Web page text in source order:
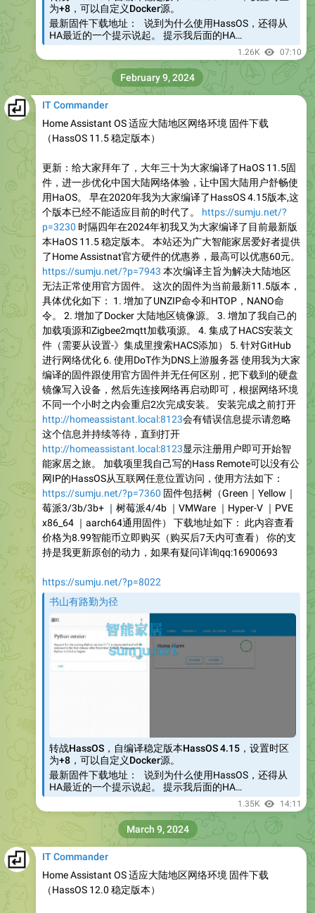
为+8，可以自定义Docker源。
最新固件下载地址： 说到为什么使用HassOS，还得从
HA最近的一个提示说起。 提示我后面的HA…
1.26K 07:10
IT Commander
Home Assistant OS 适应大陆地区网络环境 固件下载
（HassOS 11.5 稳定版本）
更新：给大家拜年了，大年三十为大家编译了HaOS 11.5固
件，进一步优化中国大陆网络体验，让中国大陆用户舒畅使
用HaOS。 早在2020年我为大家编译了HassOS 4.15版本,这
个版本已经不能适应目前的时代了。
https://sumju.net/?
p=3230 时隔四年在2024年初我又为大家编译了目前最新版
本HaOS 11.5 稳定版本。 本站还为广大智能家居爱好者提供
了Home Assistnat官方硬件的优惠券，最高可以优惠60元。
https://sumju.net/?p=7943 本次编译主旨为解决大陆地区
无法正常使用官方固件。 这次的固件为当前最新11.5版本，
具体优化如下： 1. 增加了UNZIP命令和HTOP，NANO命
令。 2. 增加了Docker 大陆地区镜像源。 3. 增加了我自己的
加载项源和Zigbee2mqtt加载项源。 4. 集成了HACS安装文
件（需要从设置-》集成里搜索HACS添加） 5. 针对GitHub
进行网络优化 6. 使用DoT作为DNS上游服务器 使用我为大家
编译的固件跟使用官方固件并无任何区别，把下载到的硬盘
镜像写入设备，然后先连接网络再启动即可，根据网络环境
不同一个小时之内会重启2次完成安装。 安装完成之前打开
http://homeassistant.local:8123会有错误信息提示请忽略
这个信息并持续等待，直到打开
http://homeassistant.local:8123显示注册用户即可开始智
能家居之旅。 加载项里我自己写的Hass Remote可以没有公
网IP的HassOS从互联网任意位置访问，使用方法如下：
https://sumju.net/?p=7360 固件包括树（Green｜Yellow｜
莓派3/3b/3b+ ｜树莓派4/4b ｜VMWare ｜Hyper-V ｜PVE
x86_64 ｜aarch64通用固件） 下载地址如下： 此内容查看
价格为8.99智能币立即购买（购买后7天内可查看） 你的支
持是我更新原创的动力，如果有疑问详询qq:16900693
https://sumju.net/?p=8022
书山有路勤为径
转战HassOS，自编译稳定版本HassOS 4.15，设置时区
为+8，可以自定义Docker源。
最新固件下载地址： 说到为什么使用HassOS，还得从
HA最近的一个提示说起。 提示我后面的HA…
1.35K 14:11
February 9, 2024
IT Commander
Home Assistant OS 适应大陆地区网络环境 固件下载
（HassOS 12.0 稳定版本）
March 9, 2024